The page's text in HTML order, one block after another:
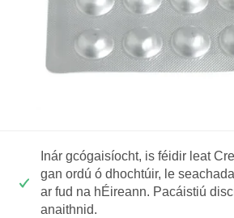
Inár gcógaisíocht, is féidir leat
gan ordú ó dhochtúir, le
ar fud na hÉireann. Pacáistiú
anaithnid.